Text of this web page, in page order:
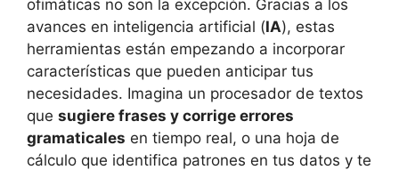
ofimáticas no son la excepción. Gracias a los
avances en inteligencia artificial (IA), estas
herramientas están empezando a incorporar
características que pueden anticipar tus
necesidades. Imagina un procesador de textos
que sugiere frases y corrige errores
gramaticales en tiempo real, o una hoja de
cálculo que identifica patrones en tus datos y te